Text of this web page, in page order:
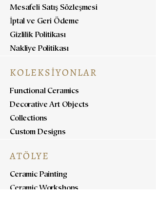
Mesafeli Satış Sözleşmesi
İptal ve Geri Ödeme
Gizlilik Politikası
Nakliye Politikası
KOLEKSİYONLAR
Functional Ceramics
Decorative Art Objects
Collections
Custom Designs
ATÖLYE
Ceramic Painting
Ceramic Workshops